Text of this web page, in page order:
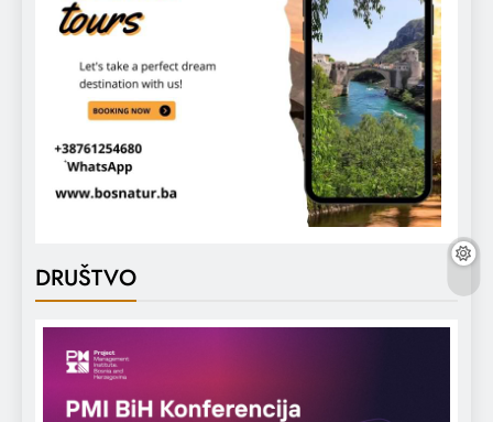
DRUŠTVO